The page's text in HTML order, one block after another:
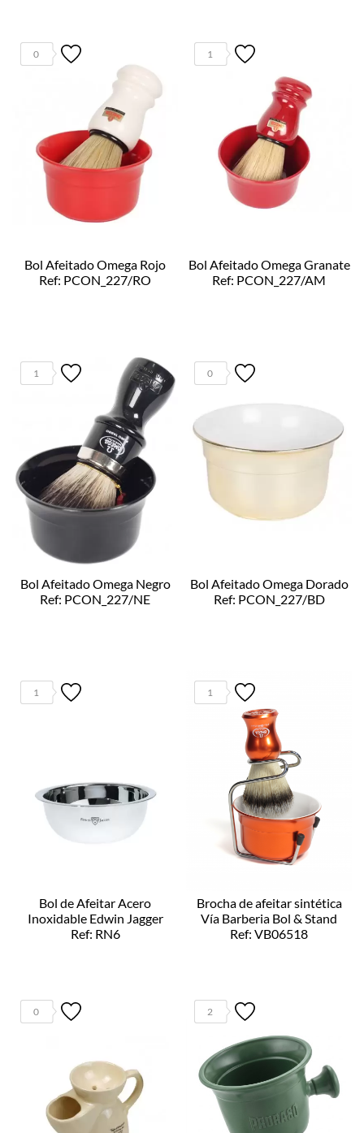
0
Bol Afeitado Omega Rojo
Ref: PCON_227/RO
1
Bol Afeitado Omega Granate
Ref: PCON_227/AM
1
Bol Afeitado Omega Negro
Ref: PCON_227/NE
0
Bol Afeitado Omega Dorado
Ref: PCON_227/BD
1
Bol de Afeitar Acero
Inoxidable Edwin Jagger
Ref: RN6
1
Brocha de afeitar sintética
Vía Barberia Bol & Stand
Ref: VB06518
0 2